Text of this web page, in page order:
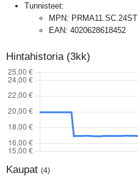
Tunnisteet:
MPN: PRMA11.SC.24ST
EAN: 4020628618452
Hintahistoria (3kk)
Kaupat (4)